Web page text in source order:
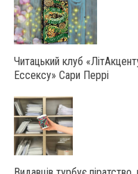
Читацький клуб
Ессексу» Сари Перрі